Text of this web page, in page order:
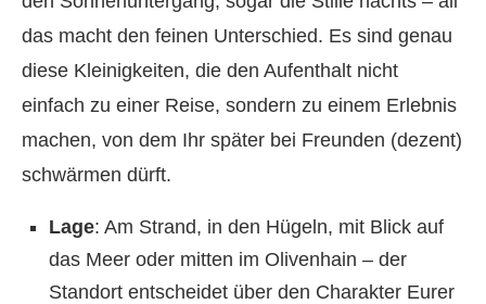
das macht den feinen Unterschied. Es sind genau
diese Kleinigkeiten, die den Aufenthalt nicht
einfach zu einer Reise, sondern zu einem Erlebnis
machen, von dem Ihr später bei Freunden (dezent)
schwärmen dürft.
Lage: Am Strand, in den Hügeln, mit Blick auf
das Meer oder mitten im Olivenhain – der
Standort entscheidet über den Charakter Eurer